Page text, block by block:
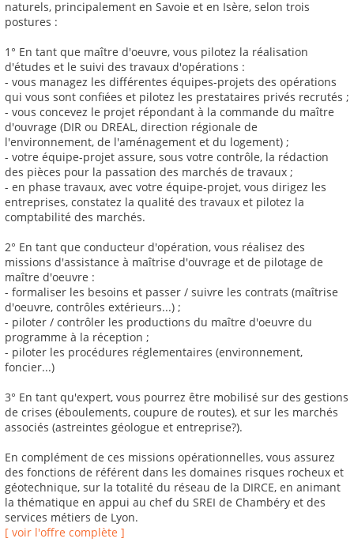
naturels, principalement en Savoie et en Isère, selon trois
postures :
1° En tant que maître d'oeuvre, vous pilotez la réalisation
d'études et le suivi des travaux d'opérations :
- vous managez les différentes équipes-projets des opérations
qui vous sont confiées et pilotez les prestataires privés recrutés ;
- vous concevez le projet répondant à la commande du maître
d'ouvrage (DIR ou DREAL, direction régionale de
l'environnement, de l'aménagement et du logement) ;
- votre équipe-projet assure, sous votre contrôle, la rédaction
des pièces pour la passation des marchés de travaux ;
- en phase travaux, avec votre équipe-projet, vous dirigez les
entreprises, constatez la qualité des travaux et pilotez la
comptabilité des marchés.
2° En tant que conducteur d'opération, vous réalisez des
missions d'assistance à maîtrise d'ouvrage et de pilotage de
maître d'oeuvre :
- formaliser les besoins et passer / suivre les contrats (maîtrise
d'oeuvre, contrôles extérieurs...) ;
- piloter / contrôler les productions du maître d'oeuvre du
programme à la réception ;
- piloter les procédures réglementaires (environnement,
foncier...)
3° En tant qu'expert, vous pourrez être mobilisé sur des gestions
de crises (éboulements, coupure de routes), et sur les marchés
associés (astreintes géologue et entreprise?).
En complément de ces missions opérationnelles, vous assurez
des fonctions de référent dans les domaines risques rocheux et
géotechnique, sur la totalité du réseau de la DIRCE, en animant
la thématique en appui au chef du SREI de Chambéry et des
services métiers de Lyon.
[ voir l'offre complète ]